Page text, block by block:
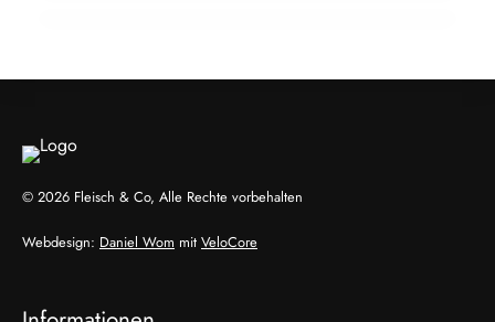
© 2026 Fleisch & Co, Alle Rechte vorbehalten
Webdesign: Daniel Wom mit VeloCore